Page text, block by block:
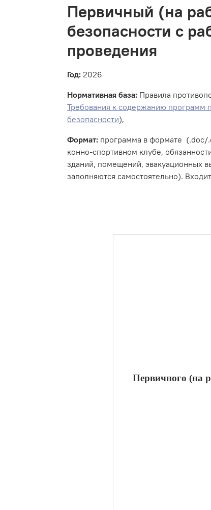
Первичный (на
безопасности с
проведения
Год: 2026
Нормативная база: Правила
Требования к содержанию программ
безопасности),
Формат: программа в формате (.doc/
конно-спортивном клубе,
зданий, помещений, эвакуационных
заполняются самостоятельно).
Первичного (на